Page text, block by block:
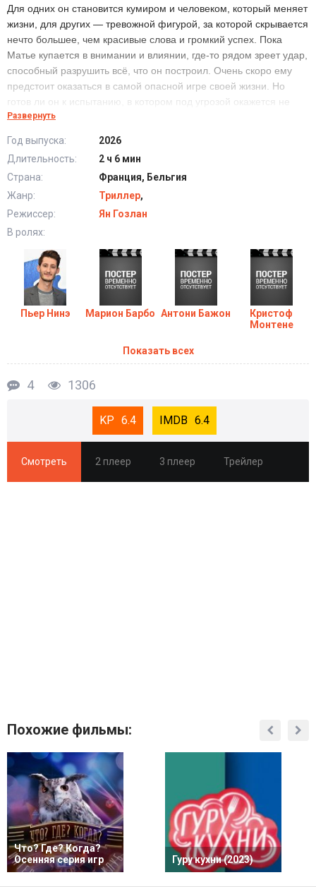
Для одних он становится кумиром и человеком, который меняет
жизни, для других — тревожной фигурой, за которой скрывается
нечто большее, чем красивые слова и громкий успех. Пока
Матье купается в внимании и влиянии, где-то рядом зреет удар,
способный разрушить всё, что он построил. Очень скоро ему
предстоит оказаться в самой опасной игре своей жизни. Но
готов ли он к испытанию, в котором под угрозой окажется не
только карьера?
Гуру (2025) в хорошем качестве HD
Развернуть
Год выпуска:
2026
Длительность:
2 ч 6 мин
Страна:
Франция, Бельгия
Жанр:
Триллер,
Режиссер:
Ян Гозлан
В ролях:
Пьер Нинэ Марион Барбо Антони Бажон
Кристоф
Монтене
Показать всех
4 1306
6.4 6.4
Смотреть 2 плеер 3 плеер Трейлер
Похожие фильмы:
Что? Где? Когда?
Осенняя серия игр
Гуру кухни (2023)